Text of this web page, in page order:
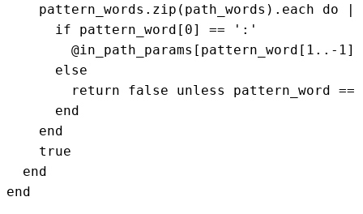
pattern_words.zip(path_words).each do |
      if pattern_word[0] == ':'
@in_path_params[pattern_word[1..-
      else
return false unless pattern_word ==
      end
    end
    true
  end
end